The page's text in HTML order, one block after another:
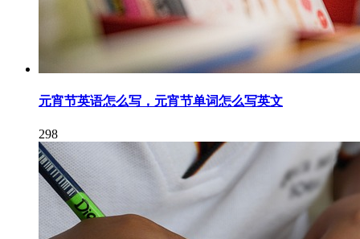
元宵节英语怎么写，元宵节单词怎么写英文
298